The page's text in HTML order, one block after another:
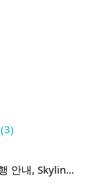
(3)
*시애틀 산악회, 7/22/2026, 수요일 정기산행 안내, Skyline Trail Loop(Mt. Rainier)*